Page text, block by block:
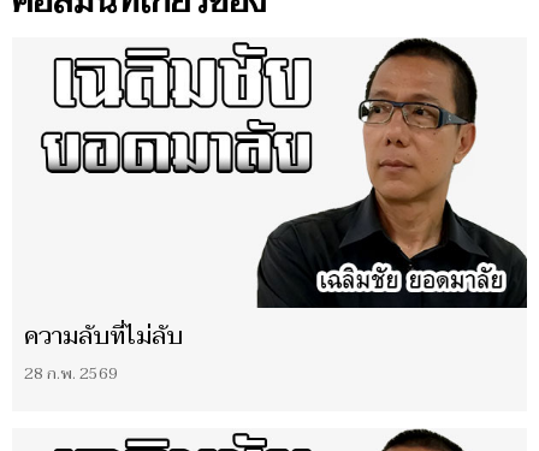
ความลับที่ไม่ลับ
28 ก.พ. 2569